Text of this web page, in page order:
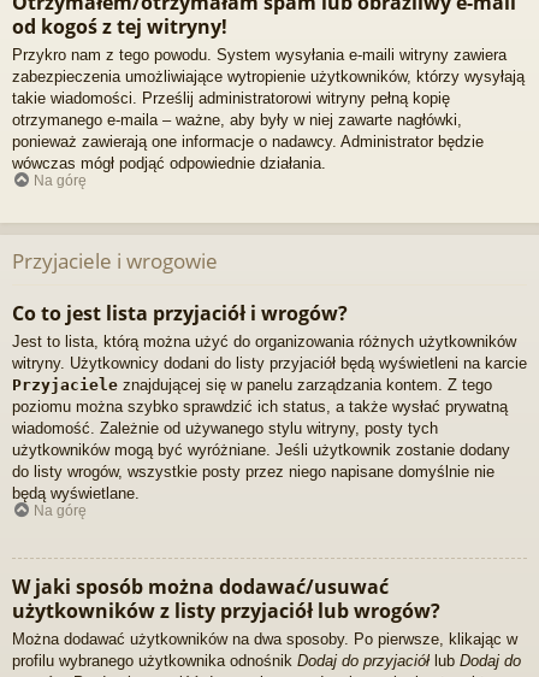
od kogoś z tej witryny!
Przykro nam z tego powodu. System wysyłania e-maili witryny zawiera
zabezpieczenia umożliwiające wytropienie użytkowników, którzy wysyłają
takie wiadomości. Prześlij administratorowi witryny pełną kopię
otrzymanego e-maila – ważne, aby były w niej zawarte nagłówki,
ponieważ zawierają one informacje o nadawcy. Administrator będzie
wówczas mógł podjąć odpowiednie działania.
Na górę
Przyjaciele i wrogowie
Co to jest lista przyjaciół i wrogów?
Jest to lista, którą można użyć do organizowania różnych użytkowników
witryny. Użytkownicy dodani do listy przyjaciół będą wyświetleni na karcie
Przyjaciele znajdującej się w panelu zarządzania kontem. Z tego
poziomu można szybko sprawdzić ich status, a także wysłać prywatną
wiadomość. Zależnie od używanego stylu witryny, posty tych
użytkowników mogą być wyróżniane. Jeśli użytkownik zostanie dodany
do listy wrogów, wszystkie posty przez niego napisane domyślnie nie
będą wyświetlane.
Na górę
W jaki sposób można dodawać/usuwać
użytkowników z listy przyjaciół lub wrogów?
Można dodawać użytkowników na dwa sposoby. Po pierwsze, klikając w
profilu wybranego użytkownika odnośnik Dodaj do przyjaciół lub Dodaj do